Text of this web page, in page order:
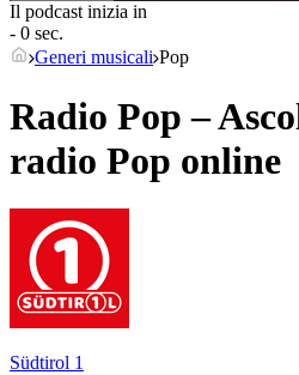
Il podcast inizia in
- 0 sec.
Generi musicali Pop
Radio Pop –
radio Pop online
Südtirol 1